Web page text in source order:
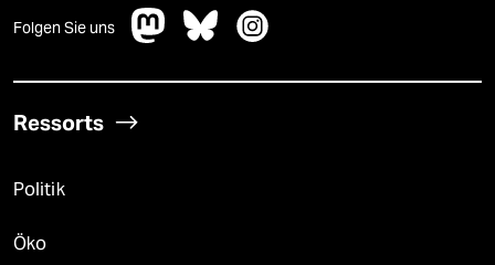
Folgen Sie uns
Ressorts
Politik
Öko